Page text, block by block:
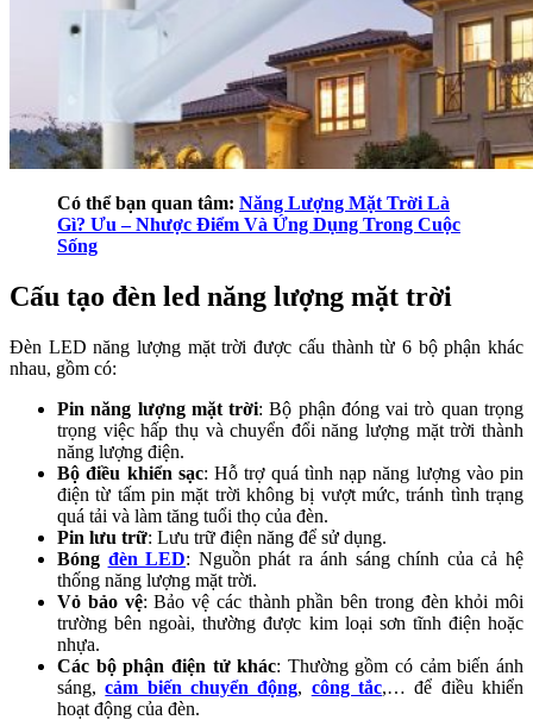
Có thể bạn quan tâm: Năng Lượng Mặt Trời Là
Gì? Ưu – Nhược Điểm Và Ứng Dụng Trong Cuộc
Sống
Cấu tạo đèn led năng lượng mặt trời
Đèn LED năng lượng mặt trời được cấu thành từ 6 bộ phận khác
nhau, gồm có:
Pin năng lượng mặt trời: Bộ phận đóng vai trò quan trọng
trọng việc hấp thụ và chuyển đổi năng lượng mặt trời thành
năng lượng điện.
Bộ điều khiển sạc: Hỗ trợ quá tình nạp năng lượng vào pin
điện từ tấm pin mặt trời không bị vượt mức, tránh tình trạng
quá tải và làm tăng tuổi thọ của đèn.
Pin lưu trữ: Lưu trữ điện năng để sử dụng.
Bóng đèn LED: Nguồn phát ra ánh sáng chính của cả hệ
thống năng lượng mặt trời.
Vỏ bảo vệ: Bảo vệ các thành phần bên trong đèn khỏi môi
trường bên ngoài, thường được kim loại sơn tĩnh điện hoặc
nhựa.
Các bộ phận điện tử khác: Thường gồm có cảm biến ánh
sáng,cảm biến chuyển động, công tắc,… để điều khiển
hoạt động của đèn.